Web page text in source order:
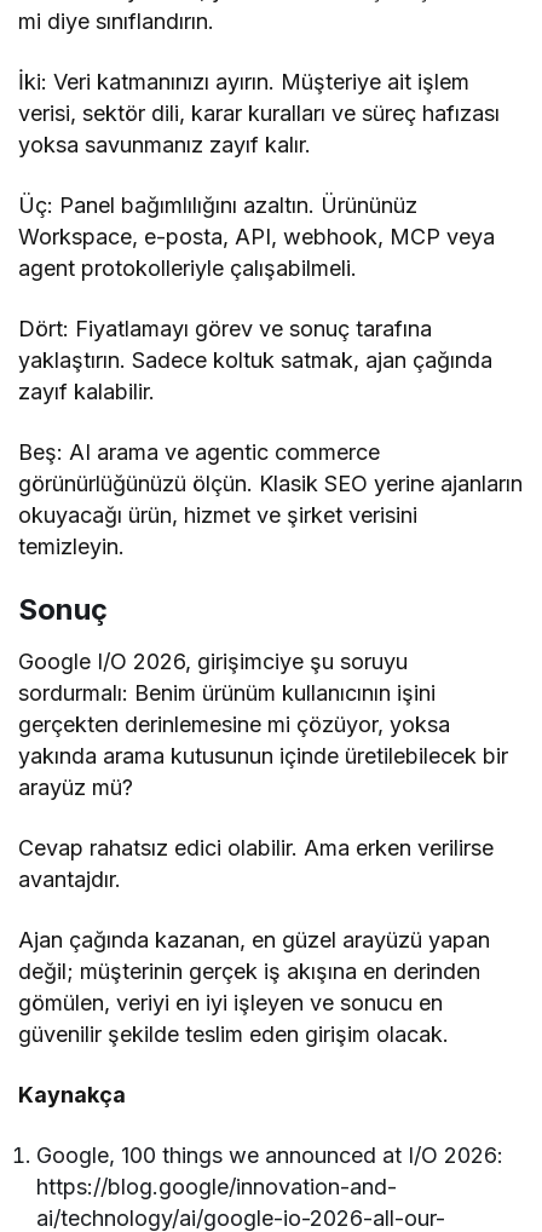
mi diye sınıflandırın.
İki: Veri katmanınızı ayırın. Müşteriye ait işlem
verisi, sektör dili, karar kuralları ve süreç hafızası
yoksa savunmanız zayıf kalır.
Üç: Panel bağımlılığını azaltın. Ürününüz
Workspace, e-posta, API, webhook, MCP veya
agent protokolleriyle çalışabilmeli.
Dört: Fiyatlamayı görev ve sonuç tarafına
yaklaştırın. Sadece koltuk satmak, ajan çağında
zayıf kalabilir.
Beş: AI arama ve agentic commerce
görünürlüğünüzü ölçün. Klasik SEO yerine ajanların
okuyacağı ürün, hizmet ve şirket verisini
temizleyin.
Sonuç
Google I/O 2026, girişimciye şu soruyu
sordurmalı: Benim ürünüm kullanıcının işini
gerçekten derinlemesine mi çözüyor, yoksa
yakında arama kutusunun içinde üretilebilecek bir
arayüz mü?
Cevap rahatsız edici olabilir. Ama erken verilirse
avantajdır.
Ajan çağında kazanan, en güzel arayüzü yapan
değil; müşterinin gerçek iş akışına en derinden
gömülen, veriyi en iyi işleyen ve sonucu en
güvenilir şekilde teslim eden girişim olacak.
Kaynakça
Google, 100 things we announced at I/O 2026:
https://blog.google/innovation-and-
ai/technology/ai/google-io-2026-all-our-